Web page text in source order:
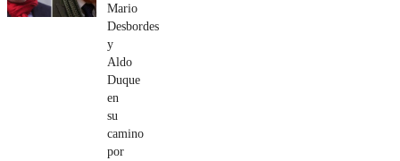
Mario
Desbordes
y
Aldo
Duque
en
su
camino
por